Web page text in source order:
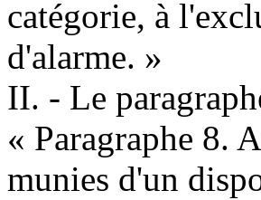
catégorie, à
d'alarme. »
II. - Le
« Paragraphe 8.
munies d'un